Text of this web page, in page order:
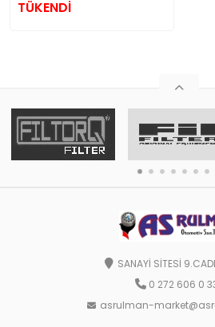
TÜKENDİ
SANAYİ SİTESİ
0 272 606 0
asrulman-